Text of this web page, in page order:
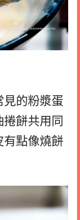
見的粉漿蛋
餅共用同
有點像燒餅